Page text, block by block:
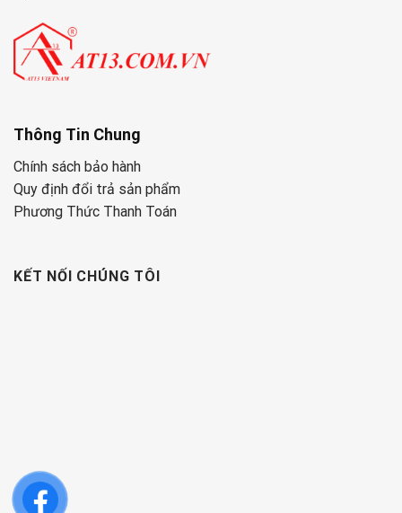
Thông Tin Chung
Chính sách bảo hành
Quy định đổi trả sản phẩm
Phương Thức Thanh Toán
KẾT NỐI CHÚNG TÔI